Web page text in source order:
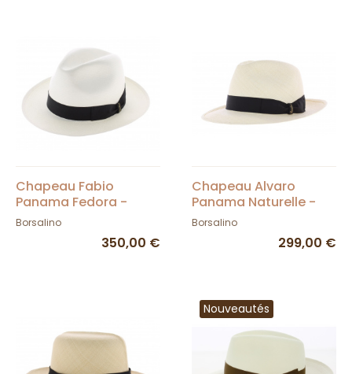
Chapeau Fabio
Panama Fedora -
Borsalino
Borsalino
350,00 €
Chapeau Alvaro
Panama Naturelle -
Borsalino
Borsalino
299,00 €
Nouveautés